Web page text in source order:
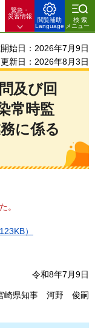
緊急・
災害情報
閲覧補助
Language
検索
メニュー
始日：2026年7月9日
更新日：2026年8月3日
及び回
常時監
に係る
。
）
令和8年7月9日
崎県知事 河野 俊嗣